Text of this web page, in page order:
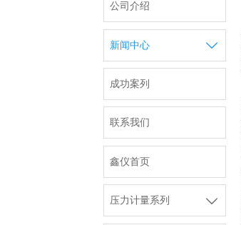
公司介绍
新闻中心 
成功案列
联系我们
鑫仪首页
压力计量系列 